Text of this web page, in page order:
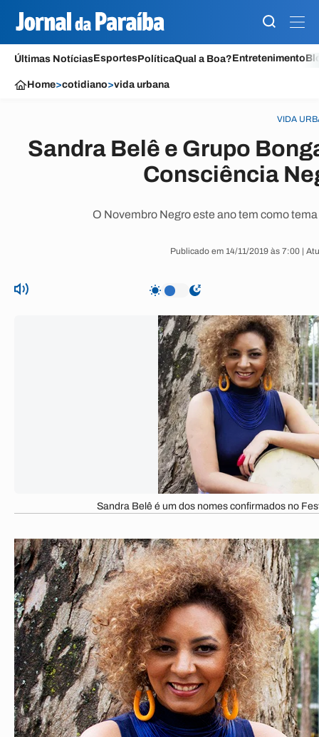
Últimas NotíciasEsportesPolíticaQual a Boa?Entretenimento
Home>cotidiano>vida urbana
VIDA
Sandra Belê e Grupo
Consciência
O Novembro Negro este ano tem como
Publicado em 14/11/2019 às 7:00 |
Sandra Belê é um dos nomes confirmados no